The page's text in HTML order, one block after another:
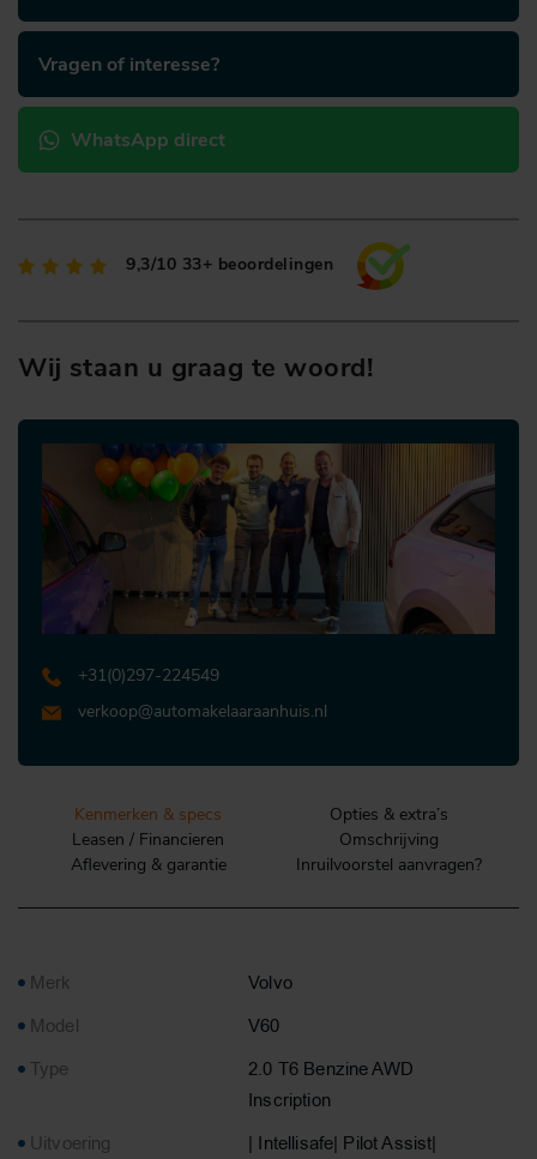
Vragen of interesse?
WhatsApp direct
9,3/10 33+ beoordelingen
Wij staan u graag te woord!
+31 (0)297-224549
verkoop@automakelaaraanhuis.nl
Kenmerken & specs
Opties & extra’s
Leasen / Financieren
Omschrijving
Aflevering & garantie
Inruilvoorstel aanvragen?
Merk
Volvo
Model
V60
Type
2.0 T6 Benzine AWD
Inscription
Uitvoering
| Intellisafe| Pilot Assist|